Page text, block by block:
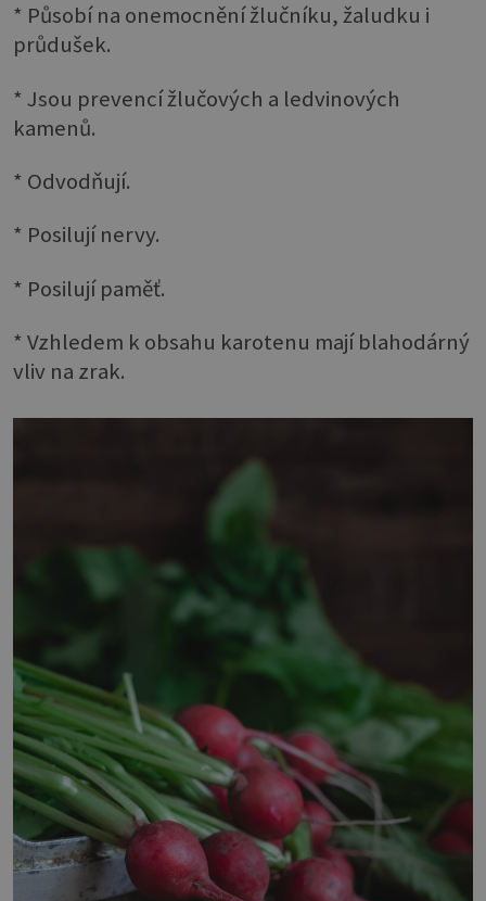
* Působí na onemocnění žlučníku, žaludku i
průdušek.
* Jsou prevencí žlučových a ledvinových
kamenů.
* Odvodňují.
* Posilují nervy.
* Posilují paměť.
* Vzhledem k obsahu karotenu mají blahodárný
vliv na zrak.